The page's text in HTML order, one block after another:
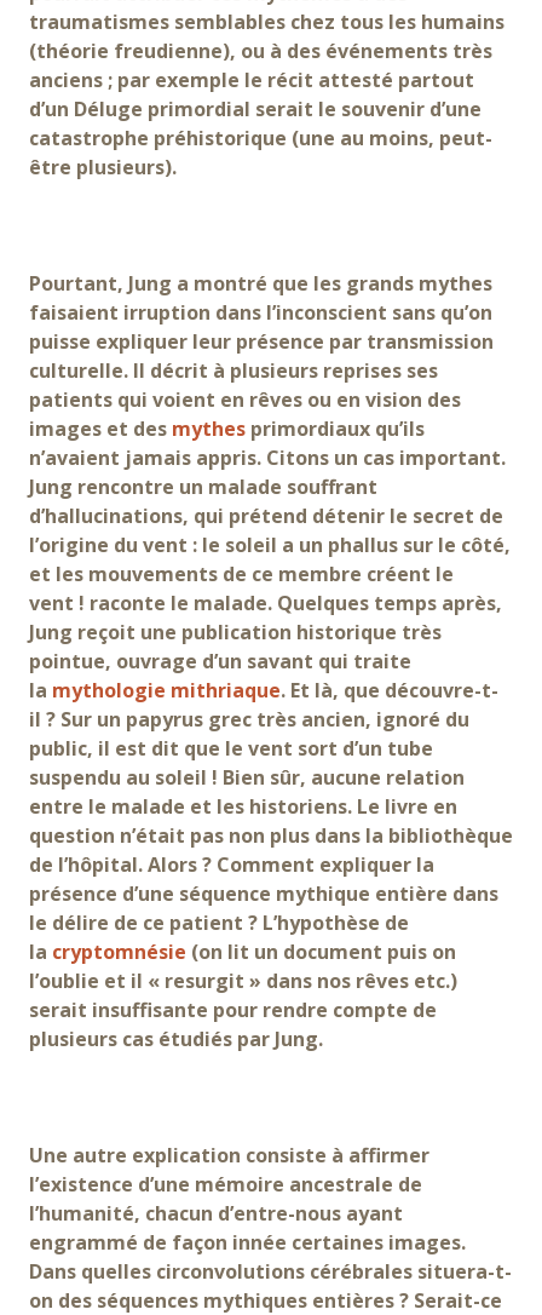
traumatismes semblables chez tous les humains
(théorie freudienne), ou à des événements très
anciens ; par exemple le récit attesté partout
d’un Déluge primordial serait le souvenir d’une
catastrophe préhistorique (une au moins, peut-
être plusieurs).
Pourtant, Jung a montré que les grands mythes
faisaient irruption dans l’inconscient sans qu’on
puisse expliquer leur présence par transmission
culturelle. Il décrit à plusieurs reprises ses
patients qui voient en rêves ou en vision des
images et des mythes primordiaux qu’ils
n’avaient jamais appris. Citons un cas important.
Jung rencontre un malade souffrant
d’hallucinations, qui prétend détenir le secret de
l’origine du vent : le soleil a un phallus sur le côté,
et les mouvements de ce membre créent le
vent ! raconte le malade. Quelques temps après,
Jung reçoit une publication historique très
pointue, ouvrage d’un savant qui traite
la mythologie mithriaque. Et là, que découvre-t-
il ? Sur un papyrus grec très ancien, ignoré du
public, il est dit que le vent sort d’un tube
suspendu au soleil ! Bien sûr, aucune relation
entre le malade et les historiens. Le livre en
question n’était pas non plus dans la bibliothèque
de l’hôpital. Alors ? Comment expliquer la
présence d’une séquence mythique entière dans
le délire de ce patient ? L’hypothèse de
la cryptomnésie (on lit un document puis on
l’oublie et il « resurgit » dans nos rêves etc.)
serait insuffisante pour rendre compte de
plusieurs cas étudiés par Jung.
Une autre explication consiste à affirmer
l’existence d’une mémoire ancestrale de
l’humanité, chacun d’entre-nous ayant
engrammé de façon innée certaines images.
Dans quelles circonvolutions cérébrales situera-t-
on des séquences mythiques entières ? Serait-ce